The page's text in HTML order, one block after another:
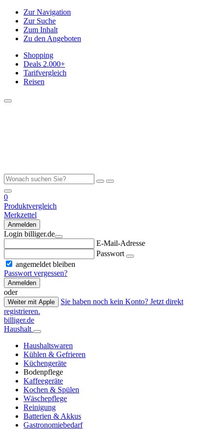
Zur Navigation
Zur Suche
Zum Inhalt
Zu den Angeboten
Shopping
Deals 2.000+
Tarifvergleich
Reisen
0
Produktvergleich
Merkzettel
Anmelden
Login billiger.de
E-Mail-Adresse
Passwort
angemeldet bleiben
Passwort vergessen?
Anmelden
oder
Weiter mit Apple
Sie haben noch kein Konto? Jetzt direkt
registrieren.
billiger.de
Haushalt
Haushaltswaren
Kühlen & Gefrieren
Küchengeräte
Bodenpflege
Kaffeegeräte
Kochen & Spülen
Wäschepflege
Reinigung
Batterien & Akkus
Gastronomiebedarf